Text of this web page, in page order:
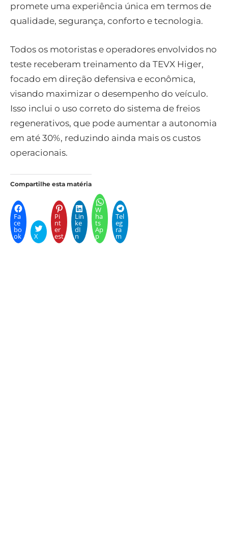
promete uma experiência única em termos de
qualidade, segurança, conforto e tecnologia.
Todos os motoristas e operadores envolvidos no
teste receberam treinamento da TEVX Higer,
focado em direção defensiva e econômica,
visando maximizar o desempenho do veículo.
Isso inclui o uso correto do sistema de freios
regenerativos, que pode aumentar a autonomia
em até 30%, reduzindo ainda mais os custos
operacionais.
Compartilhe esta matéria
Fa
ce
bo
ok X
Pi
nt
er
est
Lin
ke
dI
n
W
ha
ts
Ap
p
Tel
eg
ra
m